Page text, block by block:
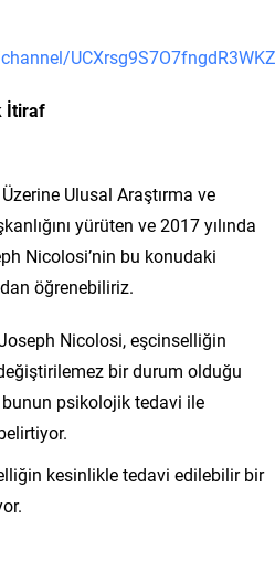
İtiraf
Ulusal Araştırma ve
yürüten ve 2017 yılında
Nicolosi’nin bu konudaki
öğrenebiliriz.
Nicolosi, eşcinselliğin
bir durum olduğu
bunun psikolojik tedavi ile
kesinlikle tedavi edilebilir bir